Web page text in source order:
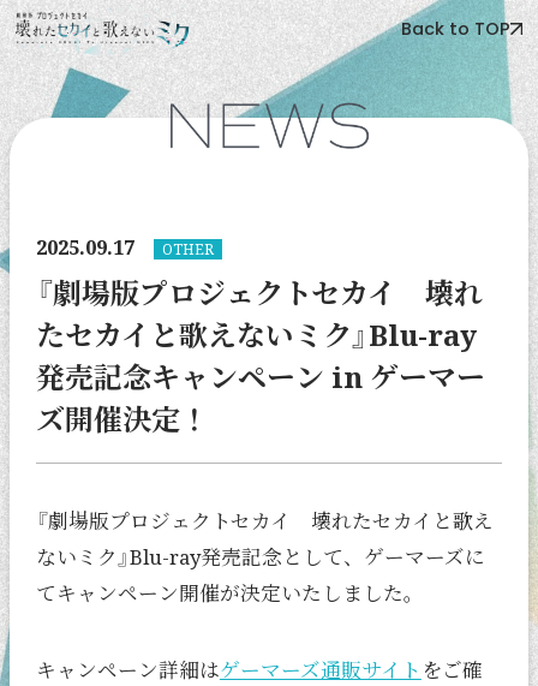
Back to TOP
2025.09.17 OTHER
『劇場版プロジェクトセカイ 壊れ
たセカイと歌えないミク』Blu-ray
発売記念キャンペーン in ゲーマー
ズ開催決定！
『劇場版プロジェクトセカイ 壊れたセカイと歌え
ないミク』Blu-ray発売記念として、ゲーマーズに
てキャンペーン開催が決定いたしました。
キャンペーン詳細はゲーマーズ通販サイト をご確